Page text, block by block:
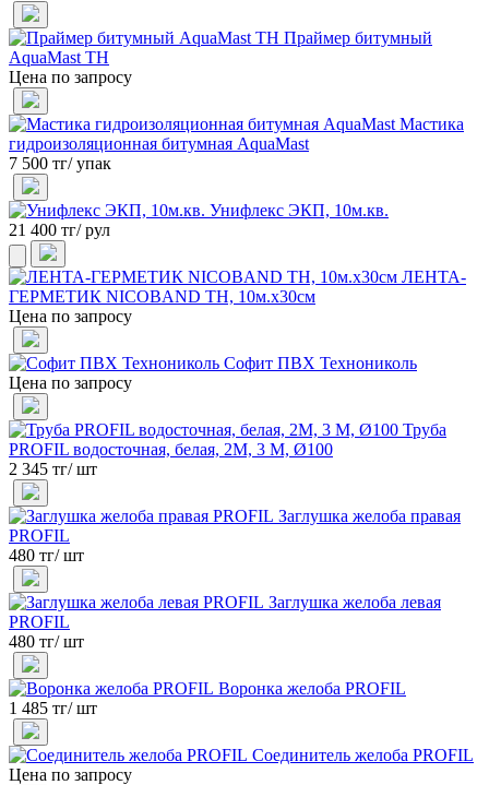
Праймер битумный
AquaMast ТН
Цена по запросу
Мастика
гидроизоляционная битумная AquaMast
7 500 тг/ упак
Унифлекс ЭКП, 10м.кв.
21 400 тг/ рул
ЛЕНТА-
ГЕРМЕТИК NICOBAND ТН, 10м.х30см
Цена по запросу
Софит ПВХ Технониколь
Цена по запросу
Труба
PROFIL водосточная, белая, 2М, 3 М, Ø100
2 345 тг/ шт
Заглушка желоба правая
PROFIL
480 тг/ шт
Заглушка желоба левая
PROFIL
480 тг/ шт
Воронка желоба PROFIL
1 485 тг/ шт
Соединитель желоба PROFIL
Цена по запросу